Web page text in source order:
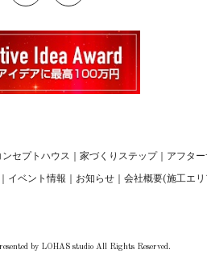
ンセプトハウス 家づくりステップ アフタ
イベント情報 お知らせ 会社概要(施工エリ
by LOHAS studio All Rights Reserved.